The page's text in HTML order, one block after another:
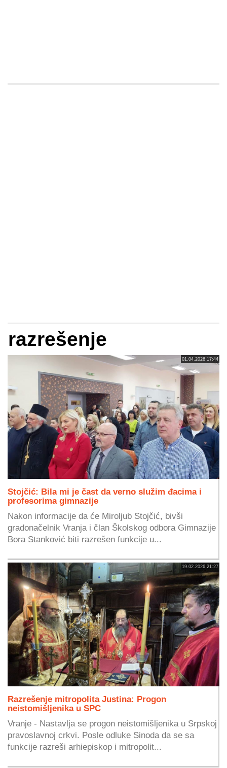
razrešenje
01.04.2026 17:44
Stojčić: Bila mi je čast da verno služim đacima i
profesorima gimnazije
Nakon informacije da će Miroljub Stojčić, bivši
gradonačelnik Vranja i član Školskog odbora Gimnazije
Bora Stanković biti razrešen funkcije u...
19.02.2026 21:27
Razrešenje mitropolita Justina: Progon
neistomišljenika u SPC
Vranje - Nastavlja se progon neistomišljenika u Srpskoj
pravoslavnoj crkvi. Posle odluke Sinoda da se sa
funkcije razreši arhiepiskop i mitropolit...